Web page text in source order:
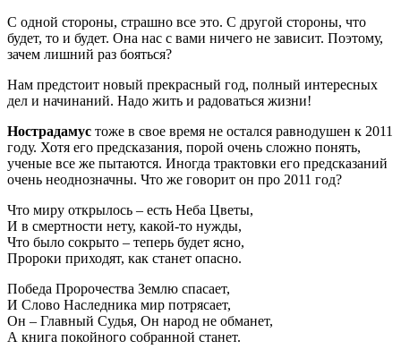
С одной стороны, страшно все это. С другой стороны, что
будет, то и будет. Она нас с вами ничего не зависит. Поэтому,
зачем лишний раз бояться?
Нам предстоит новый прекрасный год, полный интересных
дел и начинаний. Надо жить и радоваться жизни!
Нострадамус тоже в свое время не остался равнодушен к 2011
году. Хотя его предсказания, порой очень сложно понять,
ученые все же пытаются. Иногда трактовки его предсказаний
очень неоднозначны. Что же говорит он про 2011 год?
Что миру открылось – есть Неба Цветы,
И в смертности нету, какой-то нужды,
Что было сокрыто – теперь будет ясно,
Пророки приходят, как станет опасно.
Победа Пророчества Землю спасает,
И Слово Наследника мир потрясает,
Он – Главный Судья, Он народ не обманет,
А книга покойного собранной станет.